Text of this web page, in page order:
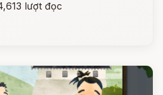
lượt đọc